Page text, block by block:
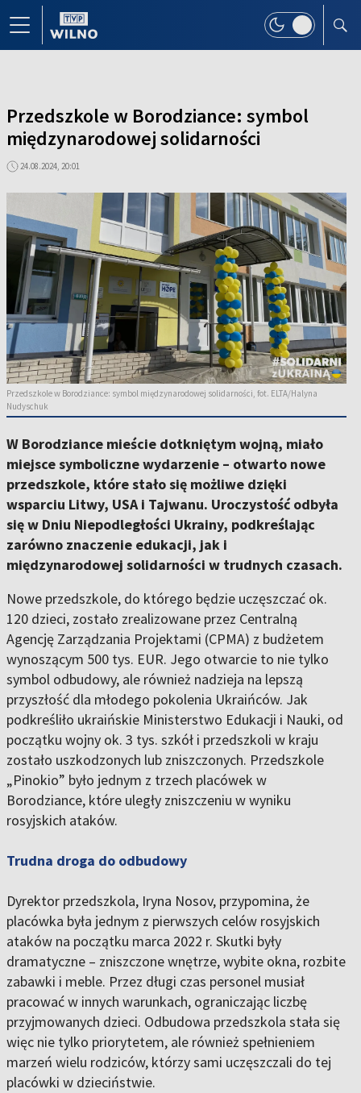
Przedszkole w Borodziance: symbol
międzynarodowej solidarności
24.08.2024, 20:01
Przedszkole w Borodziance: symbol międzynarodowej solidarności, fot. ELTA/Halyna
Nudyschuk
W Borodziance mieście dotkniętym wojną, miało
miejsce symboliczne wydarzenie – otwarto nowe
przedszkole, które stało się możliwe dzięki
wsparciu Litwy, USA i Tajwanu. Uroczystość odbyła
się w Dniu Niepodległości Ukrainy, podkreślając
zarówno znaczenie edukacji, jak i
międzynarodowej solidarności w trudnych czasach.
Nowe przedszkole, do którego będzie uczęszczać ok.
120 dzieci, zostało zrealizowane przez Centralną
Agencję Zarządzania Projektami (CPMA) z budżetem
wynoszącym 500 tys. EUR. Jego otwarcie to nie tylko
symbol odbudowy, ale również nadzieja na lepszą
przyszłość dla młodego pokolenia Ukraińców. Jak
podkreśliło ukraińskie Ministerstwo Edukacji i Nauki, od
początku wojny ok. 3 tys. szkół i przedszkoli w kraju
zostało uszkodzonych lub zniszczonych. Przedszkole
„Pinokio” było jednym z trzech placówek w
Borodziance, które uległy zniszczeniu w wyniku
rosyjskich ataków.
Trudna droga do odbudowy
Dyrektor przedszkola, Iryna Nosov, przypomina, że
placówka była jednym z pierwszych celów rosyjskich
ataków na początku marca 2022 r. Skutki były
dramatyczne – zniszczone wnętrze, wybite okna, rozbite
zabawki i meble. Przez długi czas personel musiał
pracować w innych warunkach, ograniczając liczbę
przyjmowanych dzieci. Odbudowa przedszkola stała się
więc nie tylko priorytetem, ale również spełnieniem
marzeń wielu rodziców, którzy sami uczęszczali do tej
placówki w dzieciństwie.